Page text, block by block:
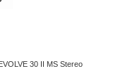
30 II MS Stereo